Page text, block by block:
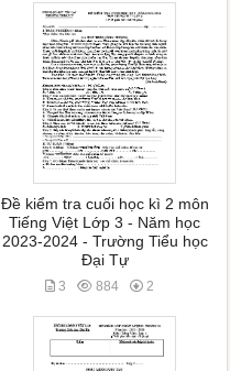
Đề kiểm tra cuối học kì 2 môn
Tiếng Việt Lớp 3 - Năm học
2023-2024 - Trường Tiểu học
Đại Tự
3 884 2